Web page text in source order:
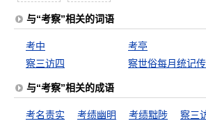
与“考察”相关的词语
考中 考亭
察三访四
察世俗每月统记传
与“考察”相关的成语
考名责实 考绩幽明 考绩黜陟 察三